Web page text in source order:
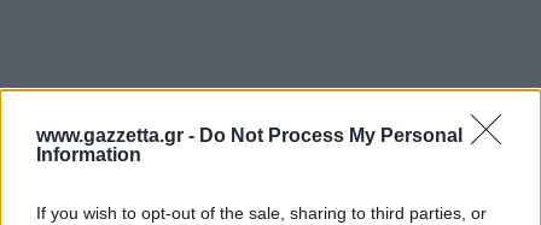
www.gazzetta.gr - Do Not Process My Personal
Information
If you wish to opt-out of the sale, sharing to third parties, or